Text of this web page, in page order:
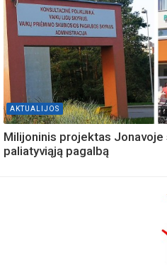
AKTUALIJOS
Milijoninis projektas
paliatyviąją pagalbą